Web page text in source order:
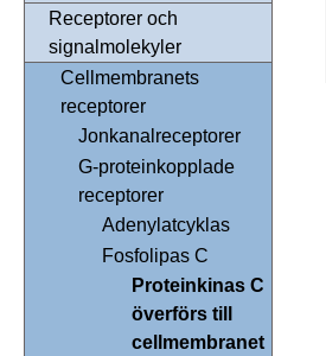
Receptorer och
signalmolekyler
Cellmembranets
receptorer
Jonkanalreceptorer
G-proteinkopplade
receptorer
Adenylatcyklas
Fosfolipas C
Proteinkinas C
överförs till
cellmembranet